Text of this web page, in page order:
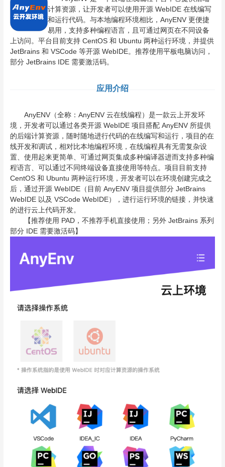
计算资源，让开发者可以使用开源 WebIDE 在线编写
和运行代码。与本地编程环境相比，AnyENV 更便捷
易用，支持多种编程语言，且可通过网页在不同设备
上访问。平台目前支持 CentOS 和 Ubuntu 两种运行环境，并提供
JetBrains 和 VSCode 等开源 WebIDE。推荐使用平板电脑访问，
部分 JetBrains IDE 需要激活码。
应用介绍
AnyENV（全称：AnyENV 云在线编程）是一款云上开发环
境，开发者可以通过各类开源 WebIDE 项目搭配 AnyENV 所提供
的后端计算资源，随时随地进行代码的在线编写和运行，项目的在
线开发和调试，相对比本地编程环境，在线编程具有无需复杂设
置、使用起来更简单、可通过网页集成多种编译器进而支持多种编
程语言、可以通过不同终端设备直接使用等特点。项目目前支持
CentOS 和 Ubuntu 两种运行环境，开发者可以在环境创建完成之
后，通过开源 WebIDE（目前 AnyENV 项目提供部分 JetBrains
WebIDE 以及 VSCode WebIDE），进行运行环境的链接，并快速
的进行云上代码开发。
【推荐使用 PAD，不推荐手机直接使用；另外 JetBrains 系列
部分 IDE 需要激活码】